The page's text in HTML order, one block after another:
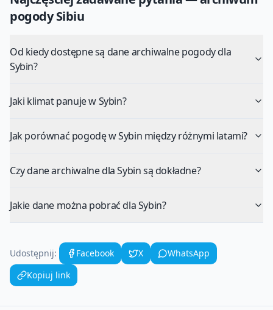
pogodySibiu
Od kiedy dostępne są dane archiwalne pogody dla
Sybin?
Jaki klimat panuje w Sybin?
Jak porównać pogodę w Sybin między różnymi latami?
Czy dane archiwalne dla Sybin są dokładne?
Jakie dane można pobrać dla Sybin?
Udostępnij: Facebook X
WhatsApp
Kopiuj link